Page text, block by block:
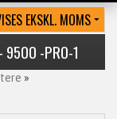
9500 -PRO-1
»